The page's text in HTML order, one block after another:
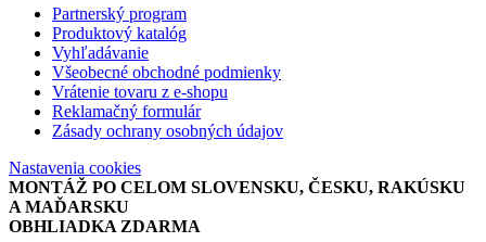
Partnerský program
Produktový katalóg
Vyhľadávanie
Všeobecné obchodné podmienky
Vrátenie tovaru z e-shopu
Reklamačný formulár
Zásady ochrany osobných údajov
Nastavenia cookies
MONTÁŽ PO CELOM SLOVENSKU, ČESKU, RAKÚSKU
A MAĎARSKU
OBHLIADKA ZDARMA